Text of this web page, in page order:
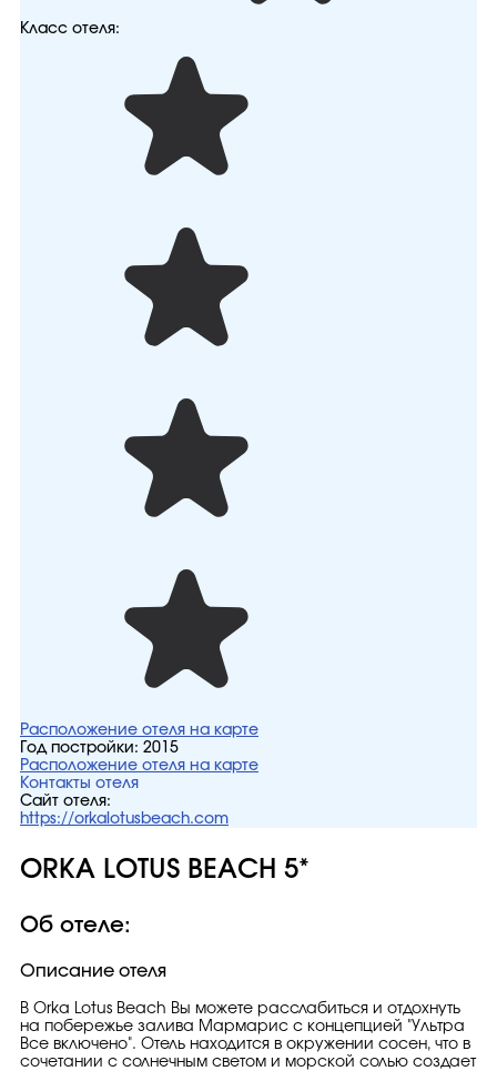
Класс отеля:
Расположение отеля на карте
Год постройки: 2015
Расположение отеля на карте
Контакты отеля
Сайт отеля:
https://orkalotusbeach.com
ORKA LOTUS BEACH 5*
Об отеле:
Описание отеля
В Orka Lotus Beach Вы можете расслабиться и отдохнуть
на побережье залива Мармарис с концепцией "Ультра
Все включено". Отель находится в окружении сосен, что в
сочетании с солнечным светом и морской солью создает